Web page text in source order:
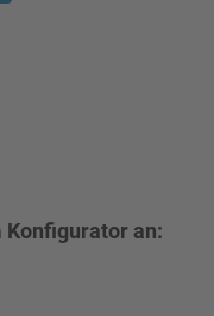
Konfigurator an: